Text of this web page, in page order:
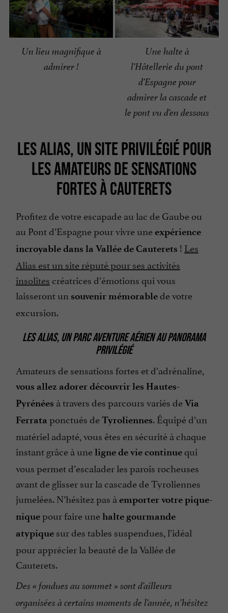
Un lieu magnifique à
admirer !
Une halte à
l’Hôtellerie du pont
d’Espagne pour
admirer la cascade et
le pont vu d’en dessous
LES ALIAS, UN SITE PRIVILÉGIÉ POUR
LES AMATEURS DE SENSATIONS
FORTES À CAUTERETS
Profitez de votre escapade au lac de Gaube ou
au Pont d’Espagne pour vivre uneexpérience
incroyabledans la Vallée de Cauterets ! Les
Alias est un site réputé pour ses activités
insolites créatrices d’émotions qui vous
laisseront un souvenir mémorablede votre
excursion.
LES ALIAS, UN PARC AVENTURE AÉRIEN AU PANORAMA
PRIVILÉGIÉ
Amateurs de sensations fortes et d’adrénaline,
vous allez adorer découvrir les Hautes-
Pyrénées à travers des parcours variés deVia
Ferrata ponctués deTyroliennes. Équipé d’un
matériel adapté, vous êtes en sécurité à chaque
instant grâce à uneligne de vie continuequi
vous permet d’escalader les parois rocheuses
avant de glisser sur la cascade de Tyroliennes
jumelées. N’hésitez pas à emporter votre pique-
niquepour faire unehalte gourmande
atypique sur des tables suspendues, l’idéal
pour apprécier la beauté de la Vallée de
Cauterets.
Des « fondues au sommet » sont d’ailleurs
organisées à certains moments de l’année, n’hésitez